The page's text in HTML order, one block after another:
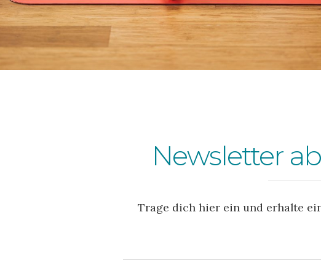
Newsletter
Trage dich hier ein und erhalte